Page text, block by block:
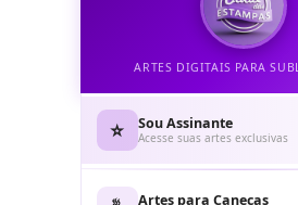
ARTES DIGITAIS PARA
⭐ Sou Assinante
Acesse suas artes exclusivas
Artes para Canecas